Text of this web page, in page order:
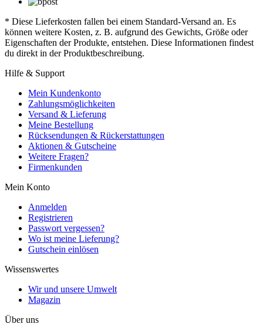
* Diese Lieferkosten fallen bei einem Standard-Versand an. Es
können weitere Kosten, z. B. aufgrund des Gewichts, Größe oder
Eigenschaften der Produkte, entstehen. Diese Informationen findest
du direkt in der Produktbeschreibung.
Hilfe & Support
Mein Kundenkonto
Zahlungsmöglichkeiten
Versand & Lieferung
Meine Bestellung
Rücksendungen & Rückerstattungen
Aktionen & Gutscheine
Weitere Fragen?
Firmenkunden
Mein Konto
Anmelden
Registrieren
Passwort vergessen?
Wo ist meine Lieferung?
Gutschein einlösen
Wissenswertes
Wir und unsere Umwelt
Magazin
Über uns